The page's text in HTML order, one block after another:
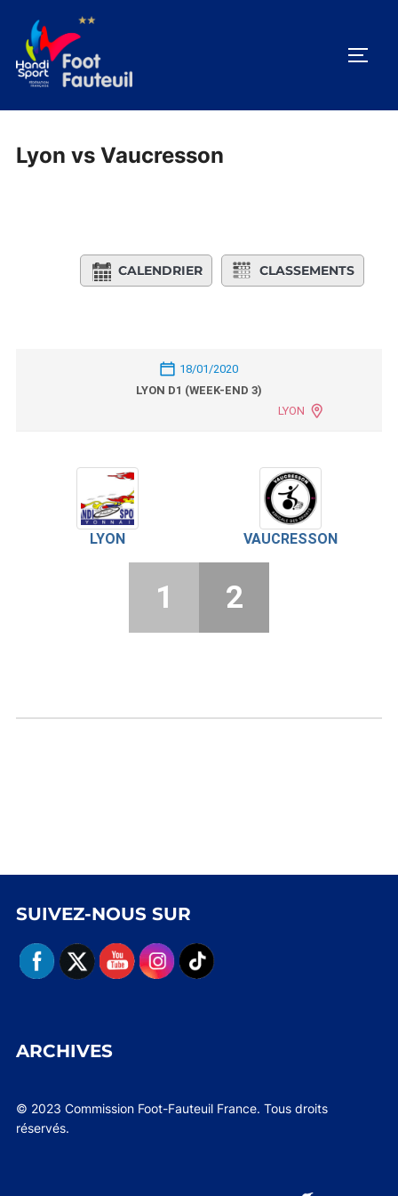
contenu
Lyon vs Vaucresson
CALENDRIER CLASSEMENTS
18/01/2020
LYON D1 (WEEK-END 3)
LYON
LYON VAUCRESSON
1 2
SUIVEZ-NOUS SUR
ARCHIVES
© 2023 Commission Foot-Fauteuil France. Tous droits
réservés.